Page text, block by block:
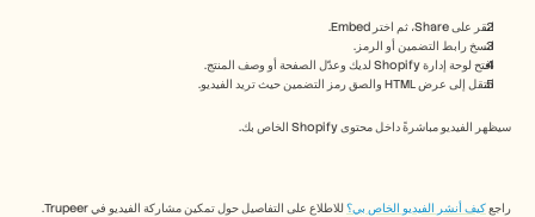
انقر على Share، ثم اختر Embed.
انسخ رابط التضمين أو الرمز.
افتح لوحة إدارة Shopify لديك وعدّل الصفحة أو وصف المنتج.
انتقل إلى عرض HTML والصق رمز التضمين حيث تريد الفيديو.
سيظهر الفيديو مباشرةً داخل محتوى Shopify الخاص بك.
راجع كيف أنشر الفيديو الخاص بي؟ للاطلاع على التفاصيل حول تمكين مشاركة الفيديو في Trupeer.
حالات الاستخدام
إدارة التغيير
تمكين المبيعات
ما قبل البيع
تسويق المنتجات